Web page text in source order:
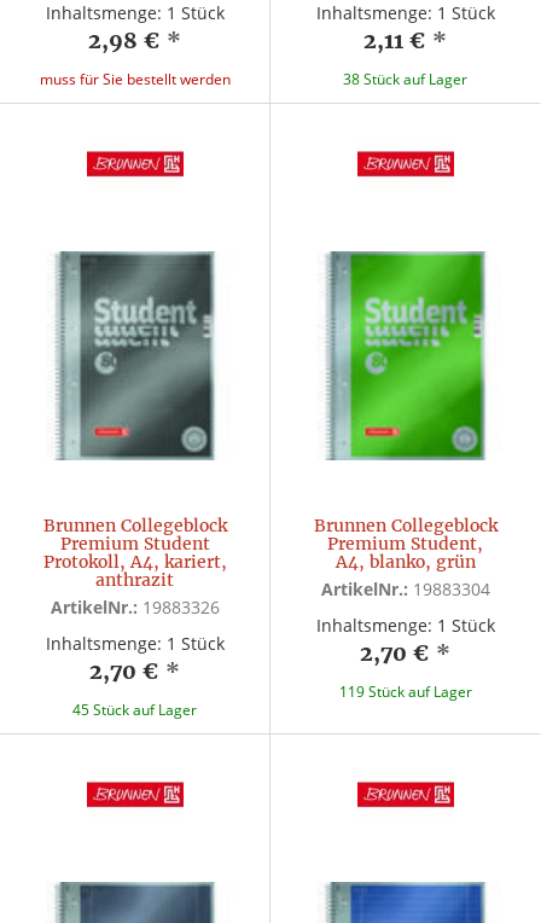
Inhaltsmenge: 1 Stück
2,98 € *
muss für Sie bestellt werden
Inhaltsmenge: 1 Stück
2,11 € *
38 Stück auf Lager
Brunnen Collegeblock
Premium Student
Protokoll, A4, kariert,
anthrazit
ArtikelNr.: 19883326
Inhaltsmenge: 1 Stück
2,70 € *
45 Stück auf Lager
Brunnen Collegeblock
Premium Student,
A4, blanko, grün
ArtikelNr.: 19883304
Inhaltsmenge: 1 Stück
2,70 € *
119 Stück auf Lager